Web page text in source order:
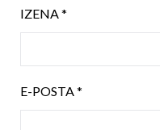
IZENA*
E-POSTA*